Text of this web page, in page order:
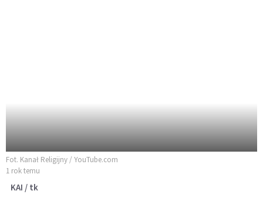
Fot. Kanał Religijny / YouTube.com
1 rok temu
KAI / tk